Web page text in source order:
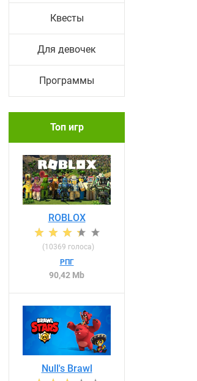
Квесты
Для девочек
Программы
Топ игр
ROBLOX
(10369 голоса)
РПГ
90,42 Mb
Null's Brawl